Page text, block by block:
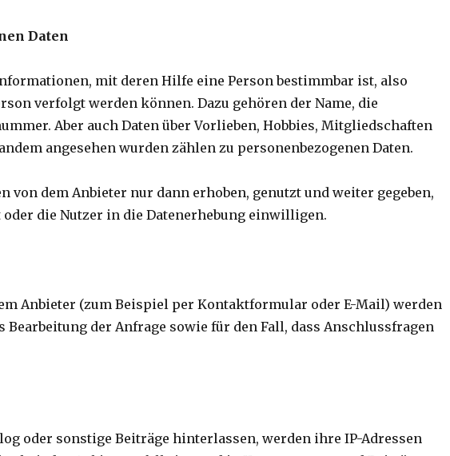
Daten
mit deren Hilfe eine Person bestimmbar ist, also
verfolgt werden können. Dazu gehören der Name, die
Aber auch Daten über Vorlieben, Hobbies, Mitgliedschaften
angesehen wurden zählen zu personenbezogenen Daten.
von dem Anbieter nur dann erhoben, genutzt und weiter gegeben,
die Nutzer in die Datenerhebung einwilligen.
Anbieter (zum Beispiel per Kontaktformular oder E-Mail) werden
Bearbeitung der Anfrage sowie für den Fall, dass Anschlussfragen
oder sonstige Beiträge hinterlassen, werden ihre IP-Adressen